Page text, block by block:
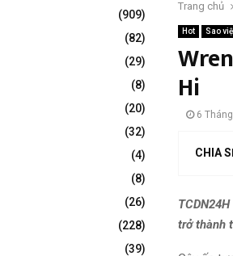
Trang chủ
Hot Sao
Hi
6
CHIA
trở thành
(909)
(82)
(29)
(8)
(20)
(32)
(4)
(8)
(26)
(228)
(39)